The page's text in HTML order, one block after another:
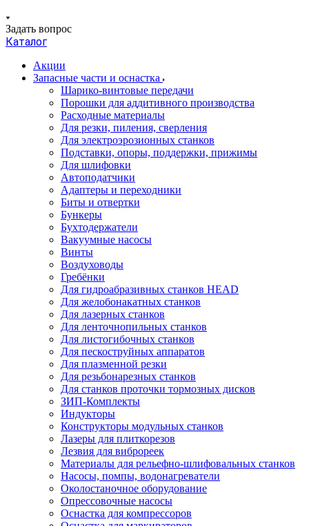
Задать вопрос
Каталог
Акции
Запасные части и оснастка
Шарико-винтовые передачи
Порошки для аддитивного производства
Расходные материалы
Для резки, пиления, сверления
Для электроэрозионных станков
Подставки, опоры, поддержки, прижимы
Для шлифовки
Автоподатчики
Адаптеры и переходники
Биты и отвертки
Бункеры
Бухтодержатели
Вакуумные насосы
Винты
Воздуховоды
Гребёнки
Для гидроабразивных станков HEAD
Для желобонакатных станков
Для лазерных станков
Для ленточнопильных станков
Для листогибочных станков
Для пескоструйных аппаратов
Для плазменной резки
Для резьбонарезных станков
Для станков проточки тормозных дисков
ЗИП-Комплекты
Индукторы
Конструкторы модульных станков
Лазеры для плиткорезов
Лезвия для виброреек
Материалы для рельефно-шлифовальных станков
Насосы, помпы, водонагреватели
Околостаночное оборудование
Опрессовочные насосы
Оснастка для компрессоров